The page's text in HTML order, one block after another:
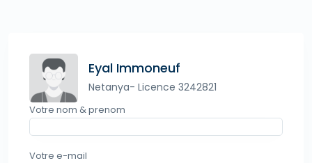
Eyal Immoneuf
Netanya- Licence 3242821
Votre nom & prenom
Votre e-mail